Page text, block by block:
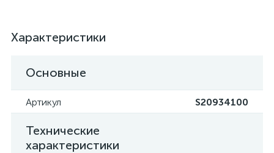
Характеристики
Основные
Артикул S20934100
Технические
характеристики